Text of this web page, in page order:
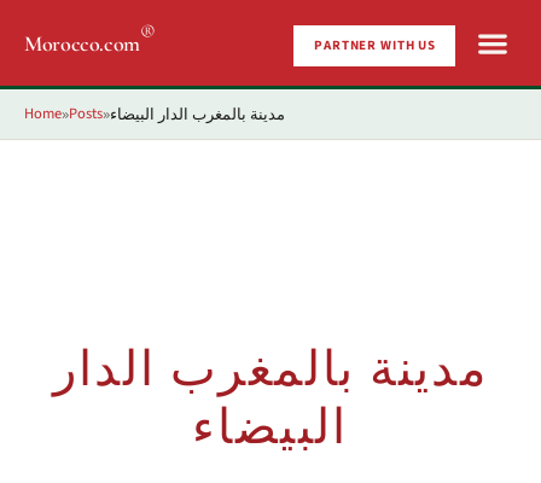
Morocco.com® PARTNER WITH US
Home»Posts»مدينة بالمغرب الدار البيضاء
مدينة بالمغرب الدار
البيضاء